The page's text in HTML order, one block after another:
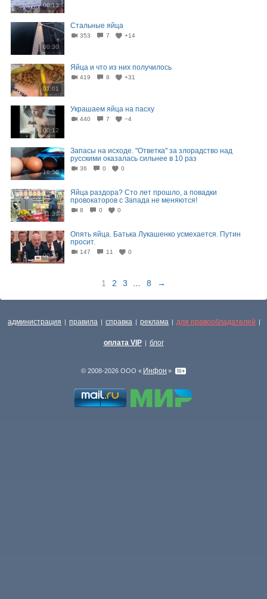
00:13
00:30
Стальные яйца
353 7 +14
01:01
Яйца и что из них получилось⁠⁠
419 8 +31
00:12
Украшаем яйца на пасху
440 7 −4
16:50
Запасы на исходе. "Ответка" за злорадство над
русскими оказалась сильнее в 10 раз
36 0 0
11:39
Яйца раздора? Сто лет прошло, а повадки
провокаторов с Запада не меняются!
8 0 0
00:21
Опять яйца. Батька Лукашенко усмехается. Путин
просит.
147 11 0
1 2 3 8 →
администрация | правила | справка | реклама | для правообладателей |
оплата VIP | блог
© 2008-2026 ООО « Инфон »